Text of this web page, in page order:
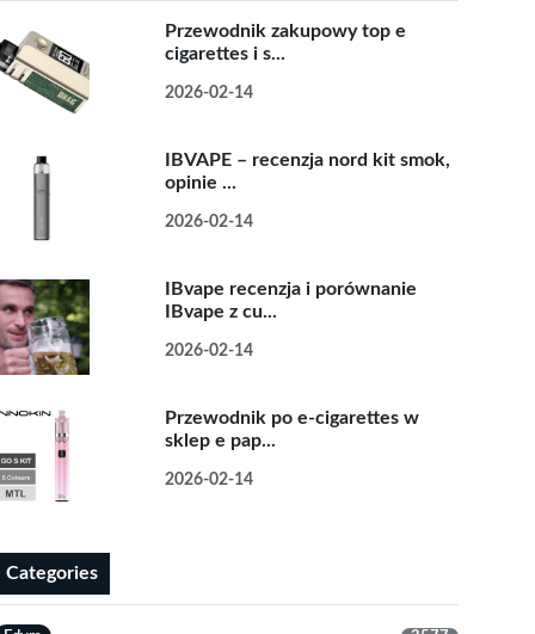
Przewodnik zakupowy top e
cigarettes i s...
2026-02-14
IBVAPE – recenzja nord kit smok,
opinie ...
2026-02-14
IBvape recenzja i porównanie
IBvape z cu...
2026-02-14
Przewodnik po e-cigarettes w
sklep e pap...
2026-02-14
Categories